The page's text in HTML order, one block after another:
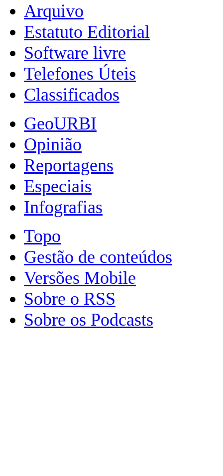
Arquivo
Estatuto Editorial
Software livre
Telefones Úteis
Classificados
GeoURBI
Opinião
Reportagens
Especiais
Infografias
Topo
Gestão de conteúdos
Versões Mobile
Sobre o RSS
Sobre os Podcasts